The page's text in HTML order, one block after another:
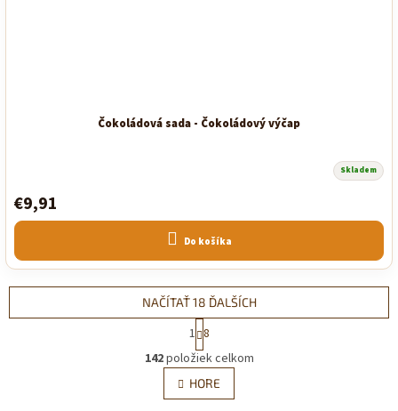
Čokoládová sada - Čokoládový výčap
Skladem
€9,91
Do košíka
O
v
l
á
NAČÍTAŤ 18 ĎALŠÍCH
S
t
r
á
n
k
1 8
142položiek celkom
HORE